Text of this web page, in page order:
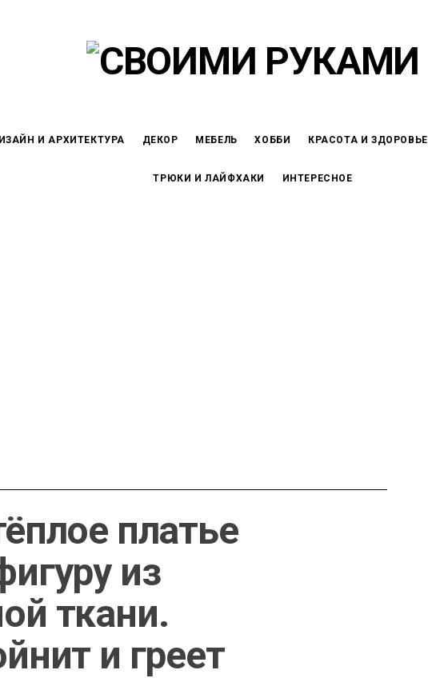
И АРХИТЕКТУРА ДЕКОР МЕБЕЛЬ ХОББИ КРАСОТА И ЗДОРОВЬЕ
ТРЮКИ И ЛАЙФХАКИ ИНТЕРЕСНОЕ
платье
из
ткани.
и греет